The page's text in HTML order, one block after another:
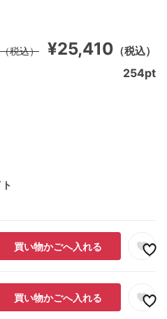
¥25,410 （税込）
（税込）
買い物かごへ入れる
買い物かごへ入れる
254pt